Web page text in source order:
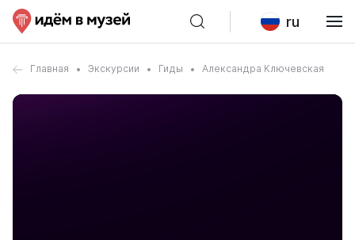
ru
Главная Экскурсии Гиды Александра Ключевская